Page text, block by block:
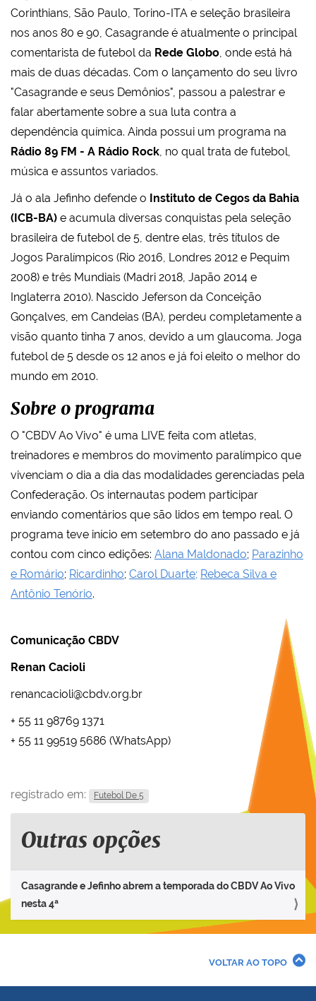
Corinthians, São Paulo, Torino-ITA e seleção brasileira
nos anos 80 e 90, Casagrande é atualmente o principal
comentarista de futebol da Rede Globo, onde está há
mais de duas décadas. Com o lançamento do seu livro
"Casagrande e seus Demônios", passou a palestrar e
falar abertamente sobre a sua luta contra a
dependência química. Ainda possui um programa na
Rádio 89 FM - A Rádio Rock, no qual trata de futebol,
música e assuntos variados.
Já o ala Jefinho defende o Instituto de Cegos da Bahia
(ICB-BA) e acumula diversas conquistas pela seleção
brasileira de futebol de 5, dentre elas, três títulos de
Jogos Paralímpicos (Rio 2016, Londres 2012 e Pequim
2008) e três Mundiais (Madri 2018, Japão 2014 e
Inglaterra 2010). Nascido Jeferson da Conceição
Gonçalves, em Candeias (BA), perdeu completamente a
visão quanto tinha 7 anos, devido a um glaucoma. Joga
futebol de 5 desde os 12 anos e já foi eleito o melhor do
mundo em 2010.
Sobre o programa
O "CBDV Ao Vivo" é uma LIVE feita com atletas,
treinadores e membros do movimento paralímpico que
vivenciam o dia a dia das modalidades gerenciadas pela
Confederação. Os internautas podem participar
enviando comentários que são lidos em tempo real. O
programa teve início em setembro do ano passado e já
contou com cinco edições: Alana Maldonado; Parazinho
e Romário; Ricardinho; Carol Duarte; Rebeca Silva e
Antônio Tenório.
Comunicação CBDV
Renan Cacioli
renancacioli@cbdv.org.br
+ 55 11 98769 1371
+ 55 11 99519 5686 (WhatsApp)
registrado em: Futebol De 5
Outras opções
Casagrande e Jefinho abrem a temporada do CBDV Ao Vivo
nesta 4ª
VOLTAR AO TOPO